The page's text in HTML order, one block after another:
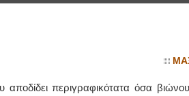
περιγραφικότατα όσα